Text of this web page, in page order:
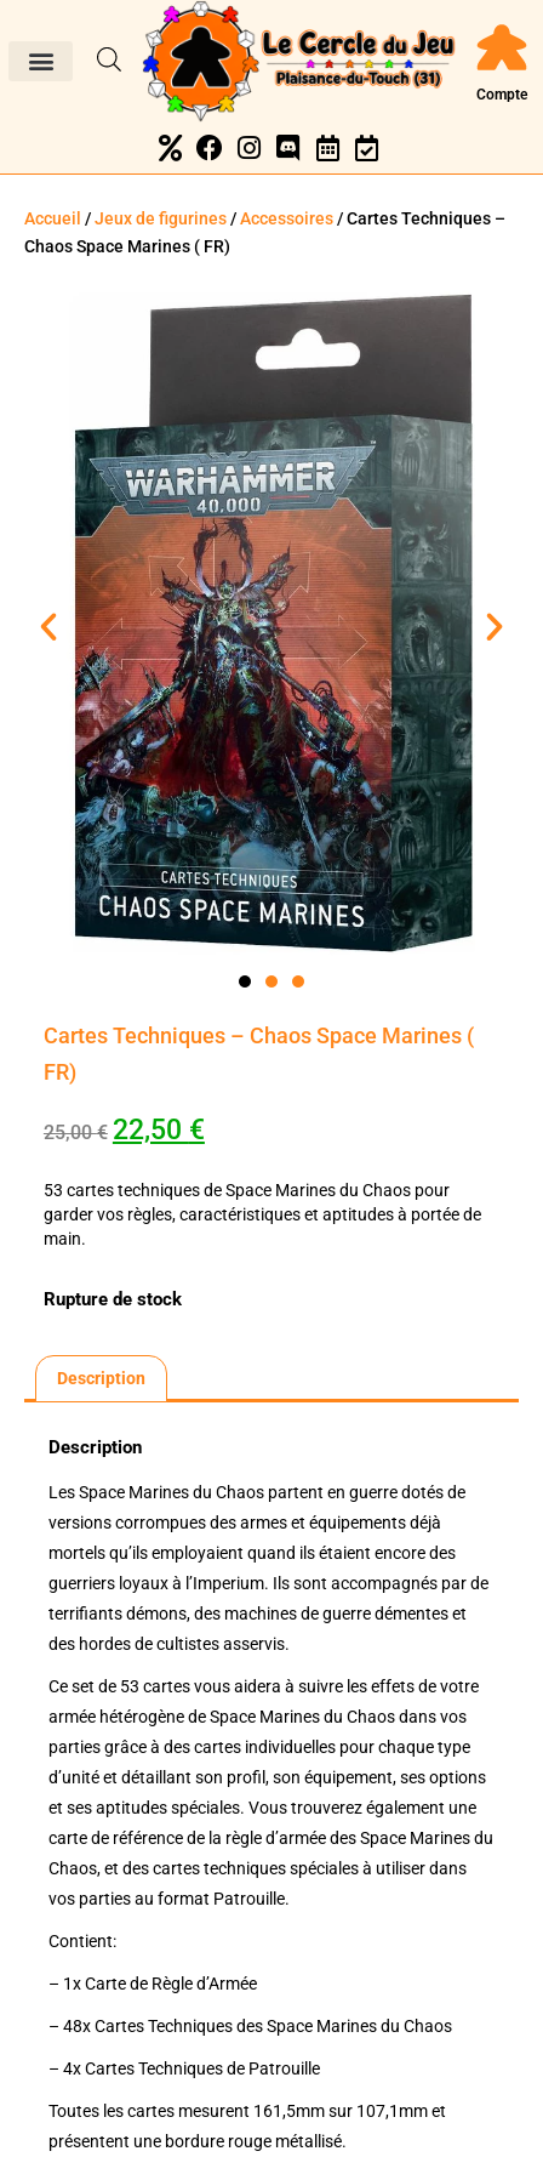
Compte
Accueil /Jeux de figurines/Accessoires/ Cartes Techniques –
Chaos Space Marines ( FR)
Cartes Techniques – Chaos Space Marines (
FR)
25,00€ 22,50 €
53 cartes techniques de Space Marines du Chaos pour
garder vos règles, caractéristiques et aptitudes à portée de
main.
Rupture de stock
Description
Description
Les Space Marines du Chaos partent en guerre dotés de
versions corrompues des armes et équipements déjà
mortels qu’ils employaient quand ils étaient encore des
guerriers loyaux à l’Imperium. Ils sont accompagnés par de
terrifiants démons, des machines de guerre démentes et
des hordes de cultistes asservis.
Ce set de 53 cartes vous aidera à suivre les effets de votre
armée hétérogène de Space Marines du Chaos dans vos
parties grâce à des cartes individuelles pour chaque type
d’unité et détaillant son profil, son équipement, ses options
et ses aptitudes spéciales. Vous trouverez également une
carte de référence de la règle d’armée des Space Marines du
Chaos, et des cartes techniques spéciales à utiliser dans
vos parties au format Patrouille.
Contient:
– 1x Carte de Règle d’Armée
– 48x Cartes Techniques des Space Marines du Chaos
– 4x Cartes Techniques de Patrouille
Toutes les cartes mesurent 161,5mm sur 107,1mm et
présentent une bordure rouge métallisé.